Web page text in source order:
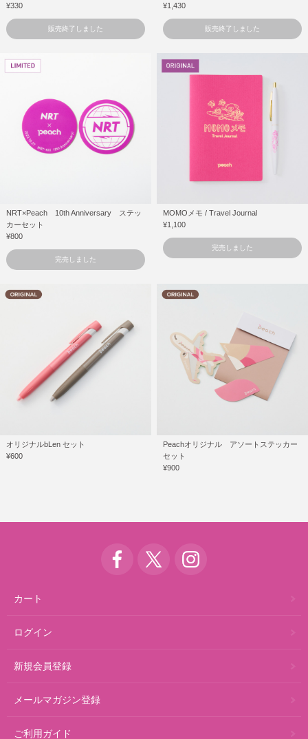
¥330
販売終了しました
¥1,430
販売終了しました
NRT×Peach 10th Anniversary ステッ
カーセット
¥800
完売しました
MOMOメモ / Travel Journal
¥1,100
完売しました
オリジナルbLen セット
¥600
Peachオリジナル アソートステッカー
セット
¥900
カート
ログイン
新規会員登録
メールマガジン登録
ご利用ガイド